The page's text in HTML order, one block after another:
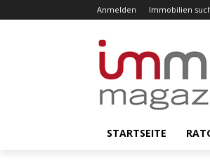
Anmelden Immobilien
STARTSEITE